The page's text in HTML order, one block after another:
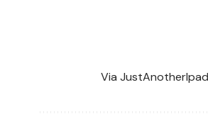
Via